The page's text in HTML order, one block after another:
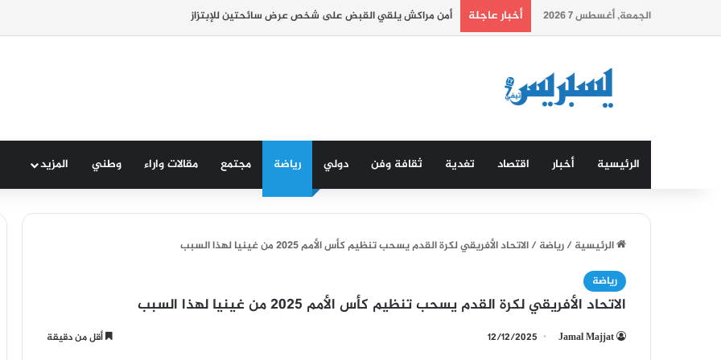
الجمعة, أغسطس 7 2026 أخبار عاجلة أمن مراكش يلقي القبض على شخص عرض سائحتين للإبتزاز
الرئيسية أخبار اقتصاد تغدية ثقافة وفن دولي رياضة مجتمع مقالات واراء وطني المزيد
الرئيسية/رياضة/الاتحاد الأفريقي لكرة القدم يسحب تنظيم كأس الأمم 2025 من غينيا لهذا السبب
رياضة
الاتحاد الأفريقي لكرة القدم يسحب تنظيم كأس الأمم 2025 من غينيا لهذا السبب
Jamal Majjat
12/12/2025 أقل من دقيقة